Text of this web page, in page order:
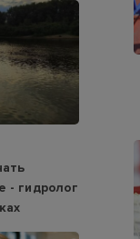
- гидролог